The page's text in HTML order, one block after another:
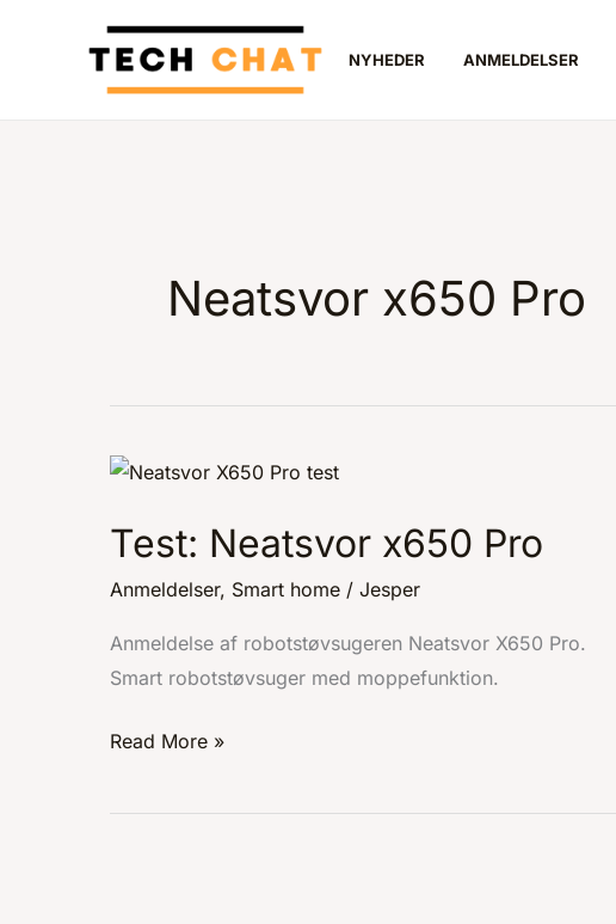
NYHEDER ANMELDELSER
Neatsvor x650 Pro
Test: Neatsvor x650 Pro
Anmeldelser, Smart home / Jesper
Anmeldelse af robotstøvsugeren Neatsvor X650 Pro.
Smart robotstøvsuger med moppefunktion.
Test:
x650
Read More »